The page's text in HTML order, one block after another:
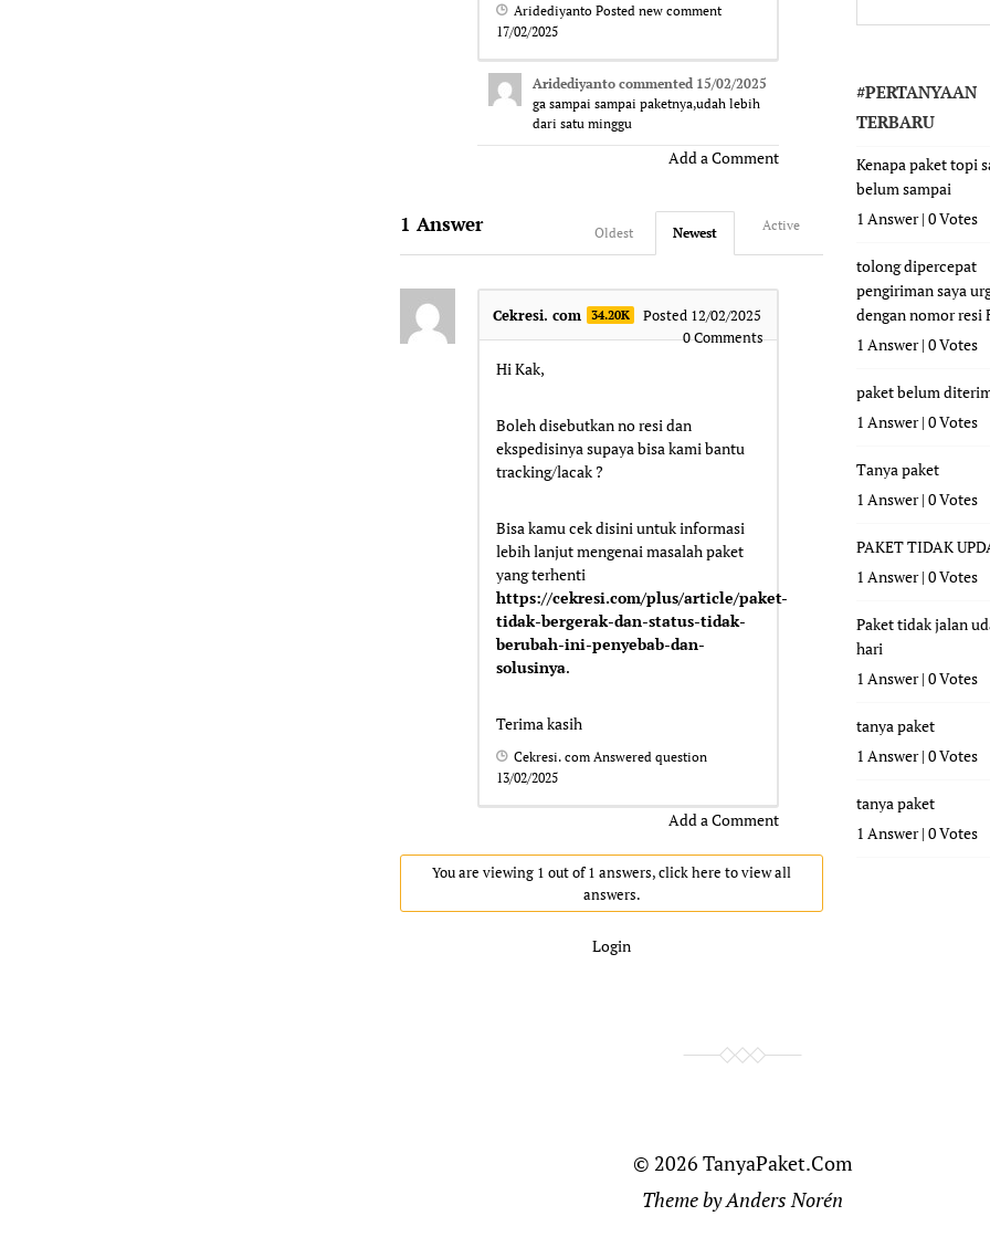
Aridediyanto Posted new comment
17/02/2025
Aridediyanto commented 15/02/2025
ga sampai sampai paketnya,udah lebih
dari satu minggu
Add a Comment
1 Answer Active
Newest
Oldest
Cekresi. com 34.20K
Posted 12/02/2025
0Comments
Hi Kak,
Boleh disebutkan no resi dan
ekspedisinya supaya bisa kami bantu
tracking/lacak ?
Bisa kamu cek disini untuk informasi
lebih lanjut mengenai masalah paket
yang terhenti
https://cekresi.com/plus/article/paket-
tidak-bergerak-dan-status-tidak-
berubah-ini-penyebab-dan-
solusinya.
Terima kasih
Cekresi. com Answered question
13/02/2025
Add a Comment
You are viewing 1 out of 1 answers, click here to view all
answers.
Login
#PERTANYAAN
TERBARU
Kenapa paket topi
belum sampai
1 Answer|0 Votes
tolong dipercepat
pengiriman saya
dengan nomor resi
1 Answer|0 Votes
paket belum
1 Answer|0 Votes
Tanya paket
1 Answer|0 Votes
PAKET TIDAK
1 Answer|0 Votes
Paket tidak jalan
hari
1 Answer|0 Votes
tanya paket
1 Answer|0 Votes
tanya paket
1 Answer|0 Votes
© 2026 TanyaPaket.Com
Theme byAnders Norén